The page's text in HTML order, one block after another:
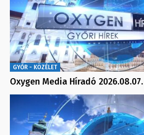
GYŐR - KÖZÉLET
Oxygen Media Híradó 2026.08.07.